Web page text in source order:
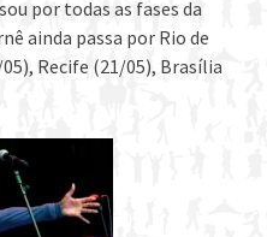
por todas as fases da
ainda passa por Rio de
Recife (21/05), Brasília